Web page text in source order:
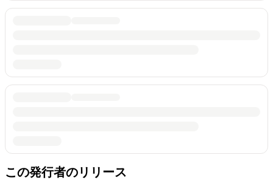
この発行者のリリース